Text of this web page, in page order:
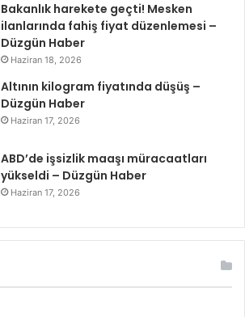
Bakanlık harekete geçti! Mesken
ilanlarında fahiş fiyat düzenlemesi –
Düzgün Haber
Haziran 18, 2026
Altının kilogram fiyatında düşüş –
Düzgün Haber
Haziran 17, 2026
ABD’de işsizlik maaşı müracaatları
yükseldi – Düzgün Haber
Haziran 17, 2026